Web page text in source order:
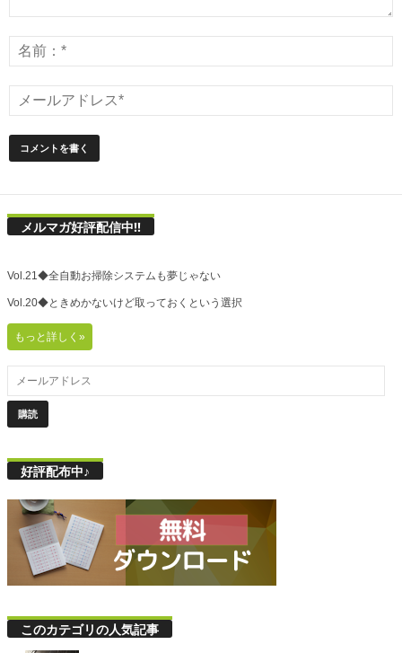
メルマガ好評配信中!!
Vol.21◆全自動お掃除システムも夢じゃない
Vol.20◆ときめかないけど取っておくという選択
もっと詳しく»
好評配布中♪
このカテゴリの人気記事